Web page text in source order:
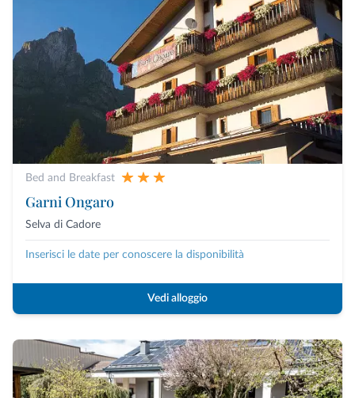
Bed and Breakfast
Garni Ongaro
Selva di Cadore
Inserisci le date per conoscere la disponibilità
Vedi alloggio